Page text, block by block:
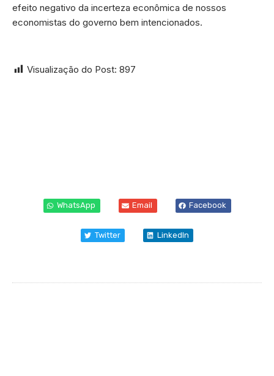
efeito negativo da incerteza econômica de nossos
economistas do governo bem intencionados.
Visualização do Post: 897
WhatsApp Email Facebook
Twitter LinkedIn